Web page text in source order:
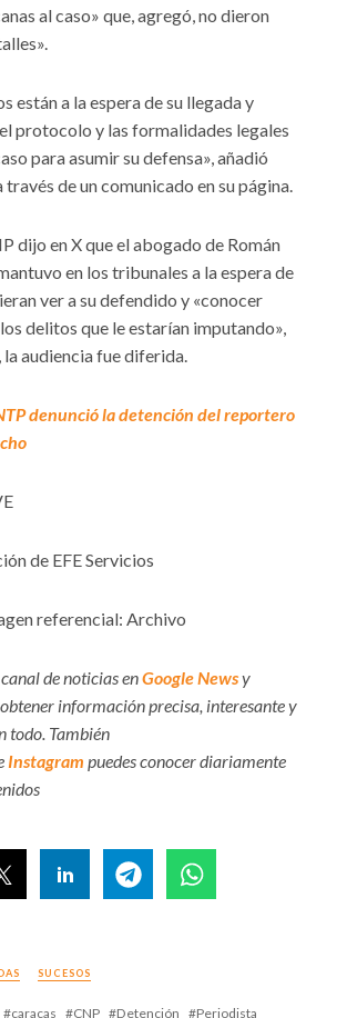
al caso» que, agregó, no dieron
están a la espera de su llegada y
protocolo y las formalidades legales
para asumir su defensa», añadió
través de un comunicado en su página.
dijo en X que el abogado de Román
en los tribunales a la espera de
ver a su defendido y «conocer
delitos que le estarían imputando»,
audiencia fue diferida.
denunció la detención del reportero
de EFE Servicios
referencial: Archivo
de noticias enGoogle Newsy
información precisa, interesante y
todo. También
Instagram puedes conocer diariamente
SUCESOS
caracas CNP Detención Periodista